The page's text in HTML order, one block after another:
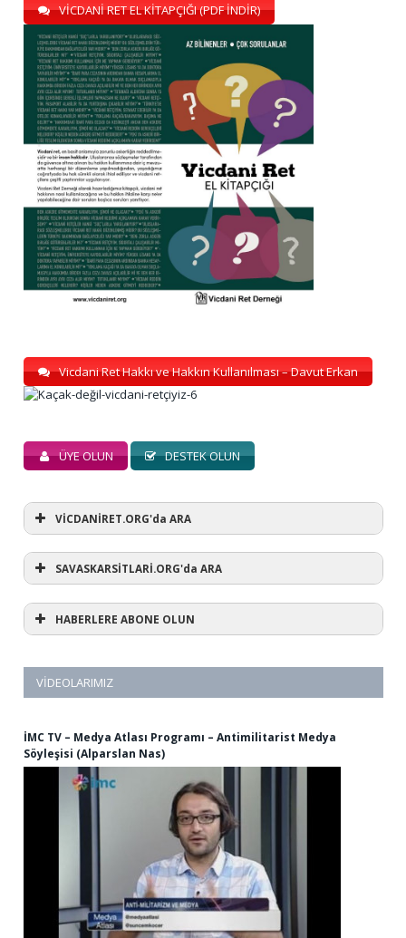
VİCDANİ RET EL KİTAPÇIĞI (PDF İNDİR)
Vicdani Ret Hakkı ve Hakkın Kullanılması – Davut Erkan
ÜYE OLUN DESTEK OLUN
VİCDANİRET.ORG'da ARA
SAVASKARSİTLARİ.ORG'da ARA
HABERLERE ABONE OLUN
VIDEOLARIMIZ
İMC TV – Medya Atlası Programı – Antimilitarist Medya
Söyleşisi (Alparslan Nas)